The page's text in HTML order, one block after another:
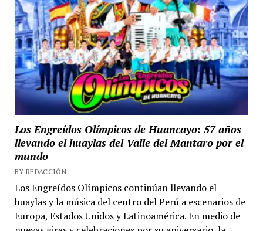
Los Engreídos Olímpicos de Huancayo: 57 años
llevando el huaylas del Valle del Mantaro por el
mundo
BY REDACCIÓN
Los Engreídos Olímpicos continúan llevando el
huaylas y la música del centro del Perú a escenarios de
Europa, Estados Unidos y Latinoamérica. En medio de